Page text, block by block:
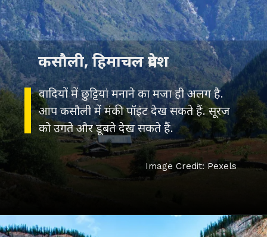
वादियों में छुट्टियां मनाने का मजा ही अलग है.
आप कसौली में मंकी पॉइंट देख सकते हैं. सूरज
को उगते और डूबते देख सकते हैं.
कसौली, हिमाचल प्रदेश
Image Credit: Pexels